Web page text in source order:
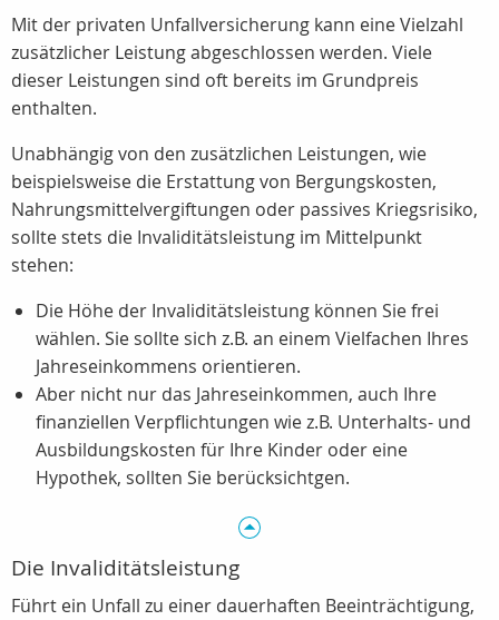
Mit der privaten Unfallversicherung kann eine Vielzahl
zusätzlicher Leistung abgeschlossen werden. Viele
dieser Leistungen sind oft bereits im Grundpreis
enthalten.
Unabhängig von den zusätzlichen Leistungen, wie
beispielsweise die Erstattung von Bergungskosten,
Nahrungsmittelvergiftungen oder passives Kriegsrisiko,
sollte stets die Invaliditätsleistung im Mittelpunkt
stehen:
Die Höhe der Invaliditätsleistung können Sie frei
wählen. Sie sollte sich z.B. an einem Vielfachen Ihres
Jahreseinkommens orientieren.
Aber nicht nur das Jahreseinkommen, auch Ihre
finanziellen Verpflichtungen wie z.B. Unterhalts- und
Ausbildungskosten für Ihre Kinder oder eine
Hypothek, sollten Sie berücksichtgen.
Die Invaliditätsleistung
Führt ein Unfall zu einer dauerhaften Beeinträchtigung,